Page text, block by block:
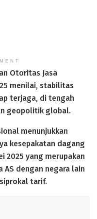
Otoritas Jasa
menilai, stabilitas
terjaga, di tengah
geopolitik global.
menunjukkan
kesepakatan dagang
2025 yang merupakan
AS dengan negara lain
tarif.